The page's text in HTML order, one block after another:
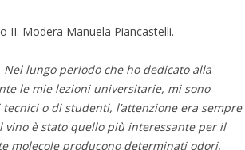
II. Modera Manuela Piancastelli.
lungo periodo che ho dedicato alla
le mie lezioni universitarie, mi sono
o di studenti, l’attenzione era sempre
vino è stato quello più interessante per il
molecole producono determinati odori,